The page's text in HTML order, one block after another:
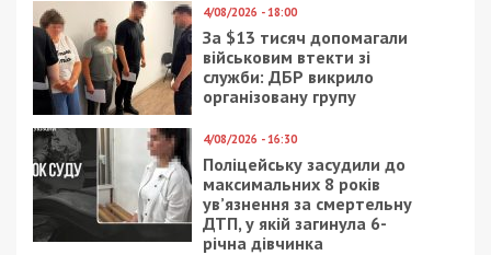
4/08/2026 - 18:00
За $13 тисяч допомагали
військовим втекти зі
служби: ДБР викрило
організовану групу
4/08/2026 - 16:30
Поліцейську засудили до
максимальних 8 років
ув’язнення за смертельну
ДТП, у якій загинула 6-
річна дівчинка